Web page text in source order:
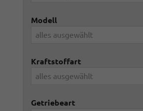
Modell
alles ausgewählt
Kraftstoffart
alles ausgewählt
Getriebeart